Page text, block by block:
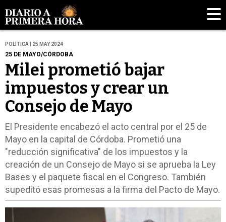
POLÍTICA | 25 MAY 2024
25 DE MAYO/CÓRDOBA
Milei prometió bajar
impuestos y crear un
Consejo de Mayo
El Presidente encabezó el acto central por el 25 de
Mayo en la capital de Córdoba. Prometió una
"reducción significativa" de los impuestos y la
creación de un Consejo de Mayo si se aprueba la Ley
Bases y el paquete fiscal en el Congreso. También
supeditó esas promesas a la firma del Pacto de Mayo.